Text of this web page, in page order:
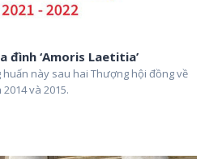
đình ‘Amoris Laetitia’
huấn này sau hai Thượng hội đồng về
và 2015.